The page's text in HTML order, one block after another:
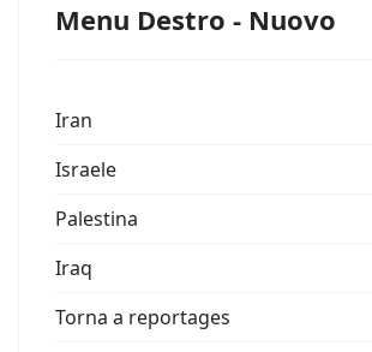
Menu Destro - Nuovo
Iran
Israele
Palestina
Iraq
Torna a reportages